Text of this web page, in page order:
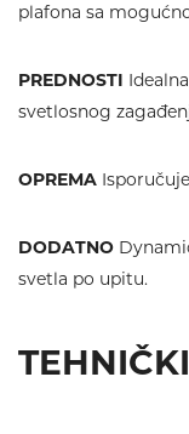
plafona sa
PREDNOSTI
svetlosnog
OPREMA
DODATNO
svetla po upitu.
TEHNIČKI